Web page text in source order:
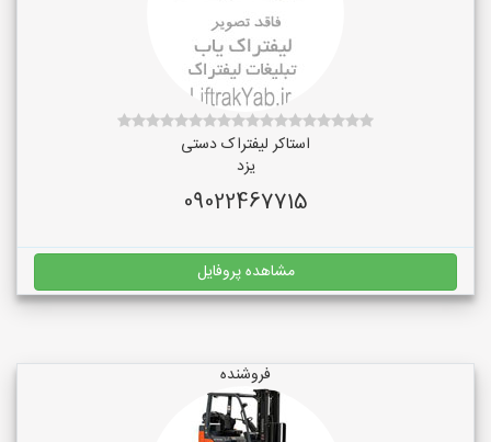
استاکر لیفتراک دستی
یزد
09022467715
مشاهده پروفایل
فروشنده